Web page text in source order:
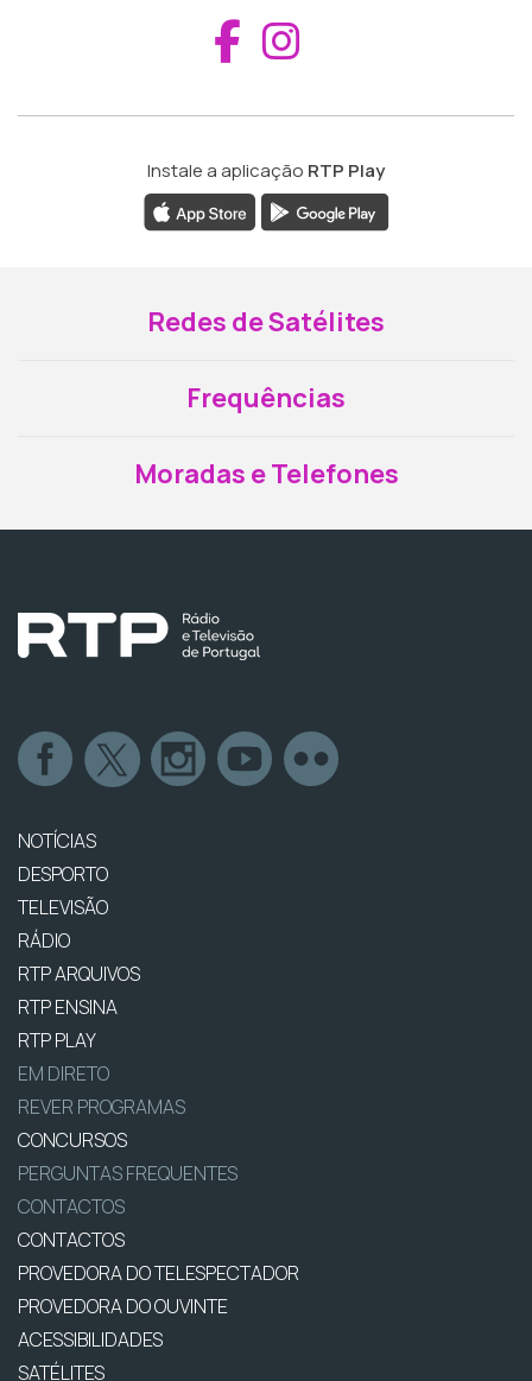
Aceder ao
Instale a aplicação RTP Play
Redes de Satélites
Frequências
Moradas e Telefones
NOTÍCIAS
DESPORTO
TELEVISÃO
RÁDIO
RTP ARQUIVOS
RTP ENSINA
RTP PLAY
EM DIRETO
REVER PROGRAMAS
CONCURSOS
PERGUNTAS FREQUENTES
CONTACTOS
CONTACTOS
PROVEDORA DO TELESPECTADOR
PROVEDORA DO OUVINTE
ACESSIBILIDADES
SATÉLITES